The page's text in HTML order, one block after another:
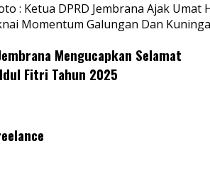
: Ketua DPRD Jembrana Ajak
Momentum Galungan Dan
Mengucapkan Selamat
Fitri Tahun 2025